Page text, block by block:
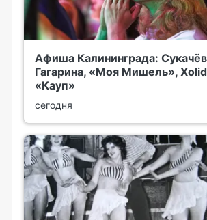
Афиша Калининграда:
Гагарина, «Моя Мишель»,
«Кауп»
сегодня